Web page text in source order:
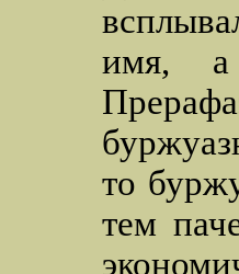
имя, а
то
тем